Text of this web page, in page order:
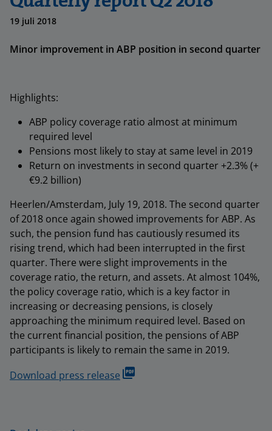
19 juli 2018
Minor improvement in ABP position in second quarter
Highlights:
ABP policy coverage ratio almost at minimum
required level
Pensions most likely to stay at same level in 2019
Return on investments in second quarter +2.3% (+
€9.2 billion)
Heerlen/Amsterdam, July 19, 2018. The second quarter
of 2018 once again showed improvements for ABP. As
such, the pension fund has cautiously resumed its
rising trend, which had been interrupted in the first
quarter. There were slight improvements in the
coverage ratio, the return, and assets. At almost 104%,
the policy coverage ratio, which is a key factor in
increasing or decreasing pensions, is closely
approaching the minimum required level. Based on
the current financial position, the pensions of ABP
participants is likely to remain the same in 2019.
Download press release